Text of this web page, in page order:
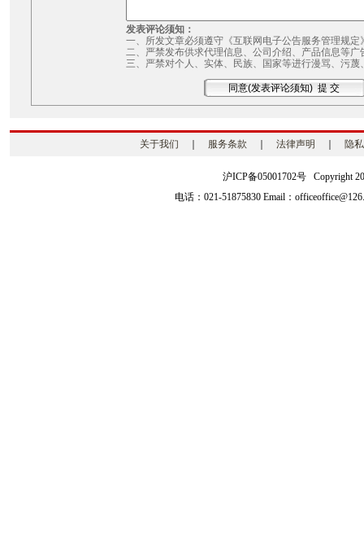
发表评论须知：
一、所发文章必须遵守《互联网电子公告服务管理规定
二、严禁发布供求代理信息、公司介绍、产品信息等广
三、严禁对个人、实体、民族、国家等进行漫骂、污蔑
关于我们 服务条款 法律声明 隐
沪ICP备05001702号 Copyright
电话：021-51875830 Email：